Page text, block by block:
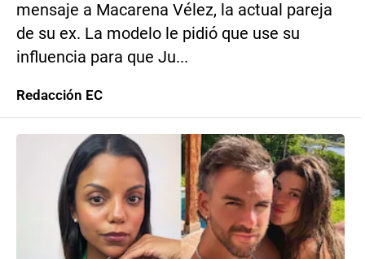
mensaje a Macarena Vélez, la actual pareja
de su ex. La modelo le pidió que use su
influencia para que Ju...
Redacción EC